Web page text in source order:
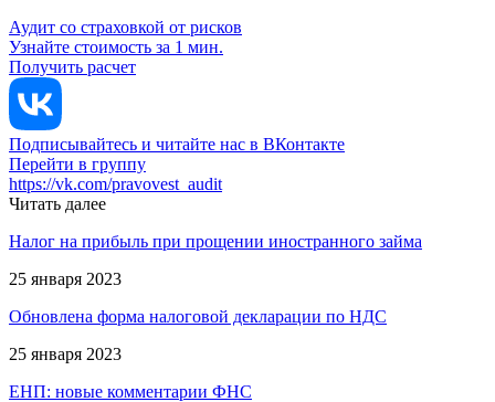
Аудит со страховкой от рисков
Узнайте стоимость за 1 мин.
Получить расчет
Подписывайтесь и читайте нас в ВКонтакте
Перейти в группу
https://vk.com/pravovest_audit
Читать далее
Налог на прибыль при прощении иностранного займа
25 января 2023
Обновлена форма налоговой декларации по НДС
25 января 2023
ЕНП: новые комментарии ФНС